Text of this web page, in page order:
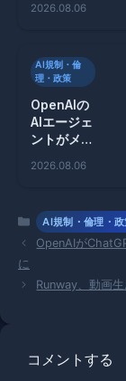
スパム攻撃
2026.08.06
AI規制・倫
理・政策
OpenAIの
AIエージェ
ントがメッ
ドでハッキ
遂行！
2026.08.06
カ
テ
ゴ
ー
AI規制・倫理・政
OpenAIが
に
Runway、動画
コメントする